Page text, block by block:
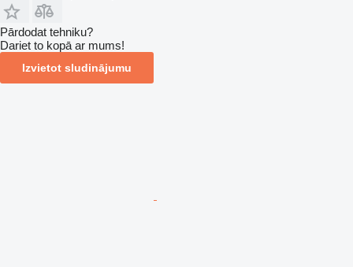
Pārdodat tehniku?
Dariet to kopā ar mums!
Izvietot sludinājumu